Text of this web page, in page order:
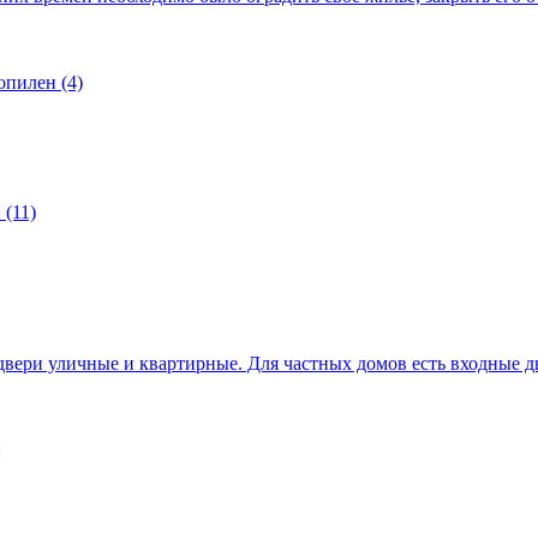
(4)
(11)
уличные и квартирные. Для частных домов есть входные